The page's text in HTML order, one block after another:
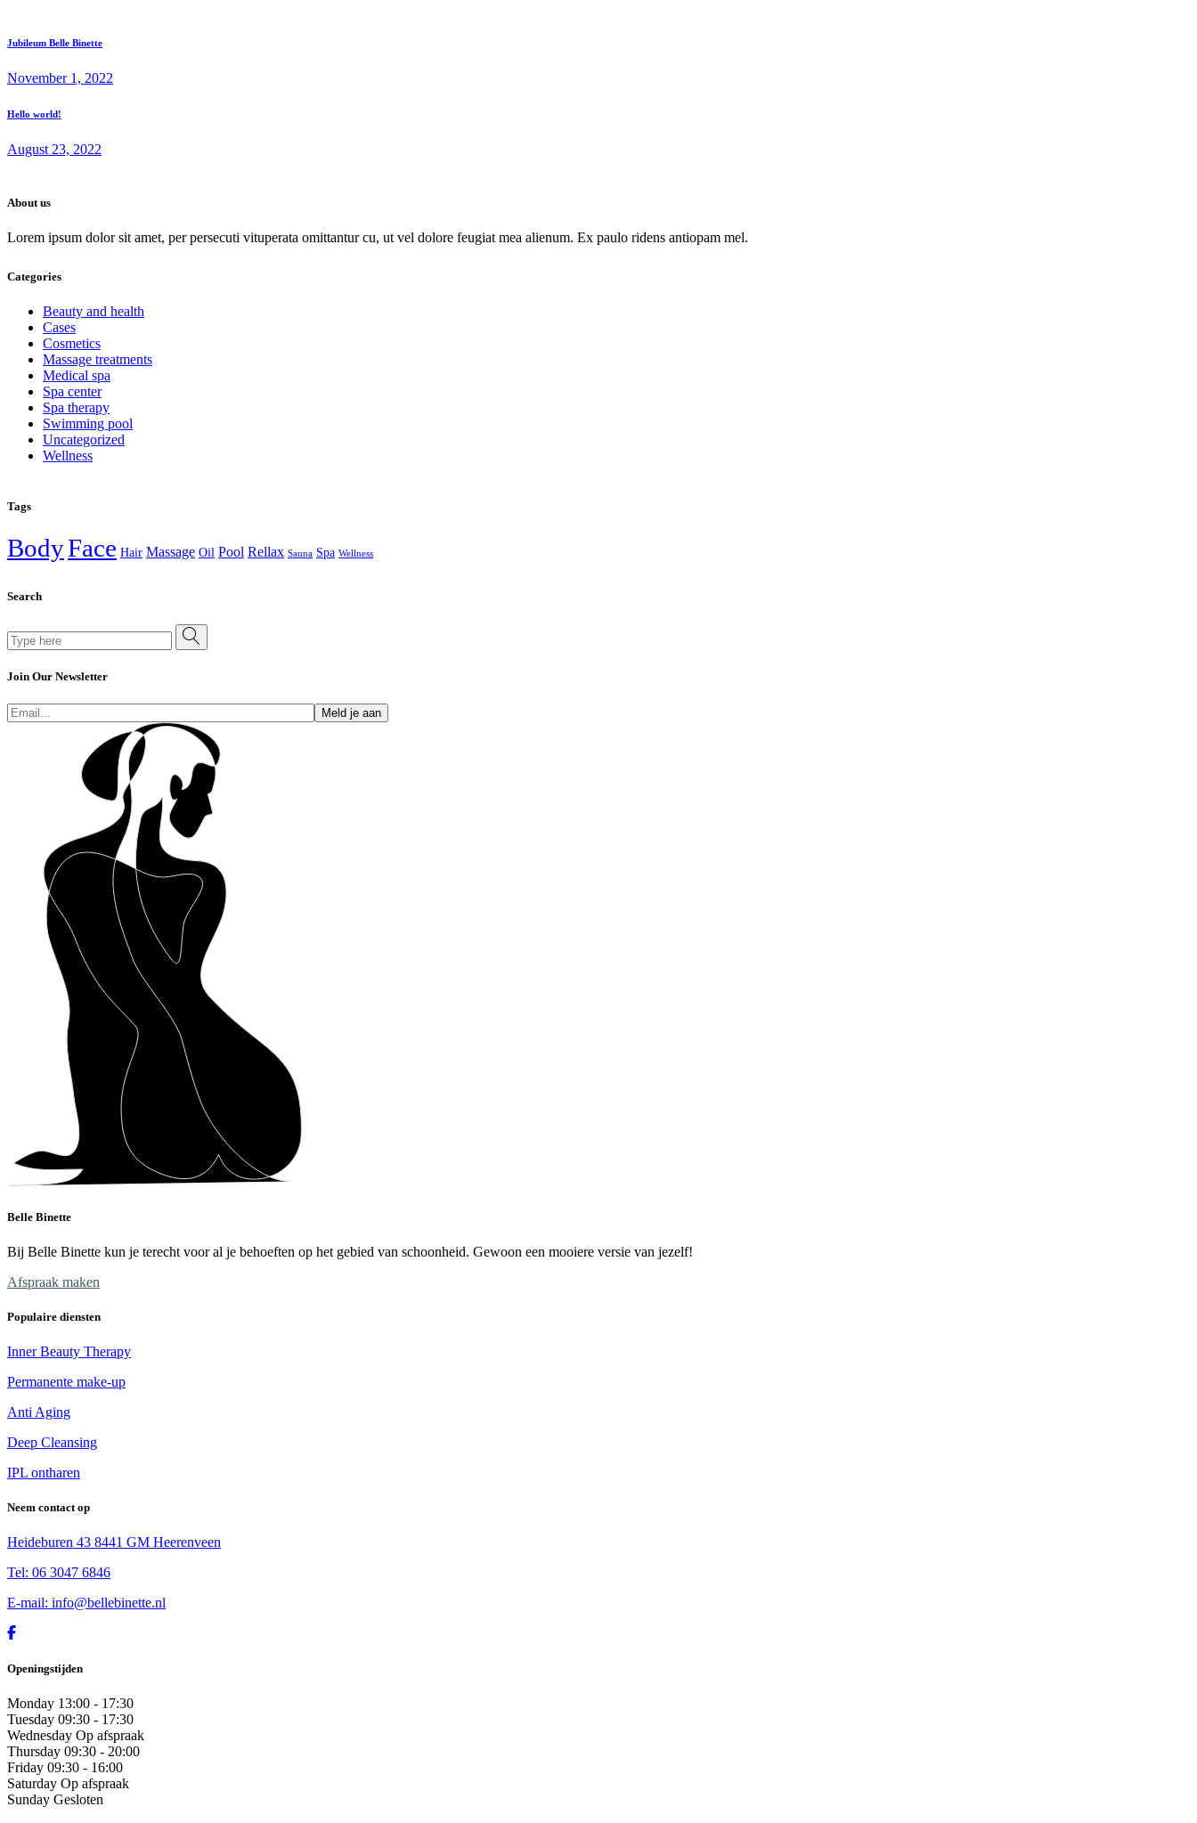
Jubileum Belle Binette
November 1, 2022
Hello world!
August 23, 2022
About us
Lorem ipsum dolor sit amet, per persecuti vituperata omittantur cu, ut vel dolore feugiat mea alienum. Ex paulo ridens antiopam mel.
Categories
Beauty and health
Cases
Cosmetics
Massage treatments
Medical spa
Spa center
Spa therapy
Swimming pool
Uncategorized
Wellness
Tags
BodyFace Hair Massage Oil Pool Rellax Sauna Spa Wellness
Search
Search
for:
Join Our Newsletter
Meld je aan
Belle Binette
Bij Belle Binette kun je terecht voor al je behoeften op het gebied van schoonheid. Gewoon een mooiere versie van jezelf!
Afspraak maken
Populaire diensten
Inner Beauty Therapy
Permanente make-up
Anti Aging
Deep Cleansing
IPL ontharen
Neem contact op
Heideburen 43 8441 GM Heerenveen
Tel: 06 3047 6846
E-mail: info@bellebinette.nl
Openingstijden
Monday 13:00 - 17:30
Tuesday 09:30 - 17:30
Wednesday Op afspraak
Thursday 09:30 - 20:00
Friday 09:30 - 16:00
Saturday Op afspraak
Sunday Gesloten